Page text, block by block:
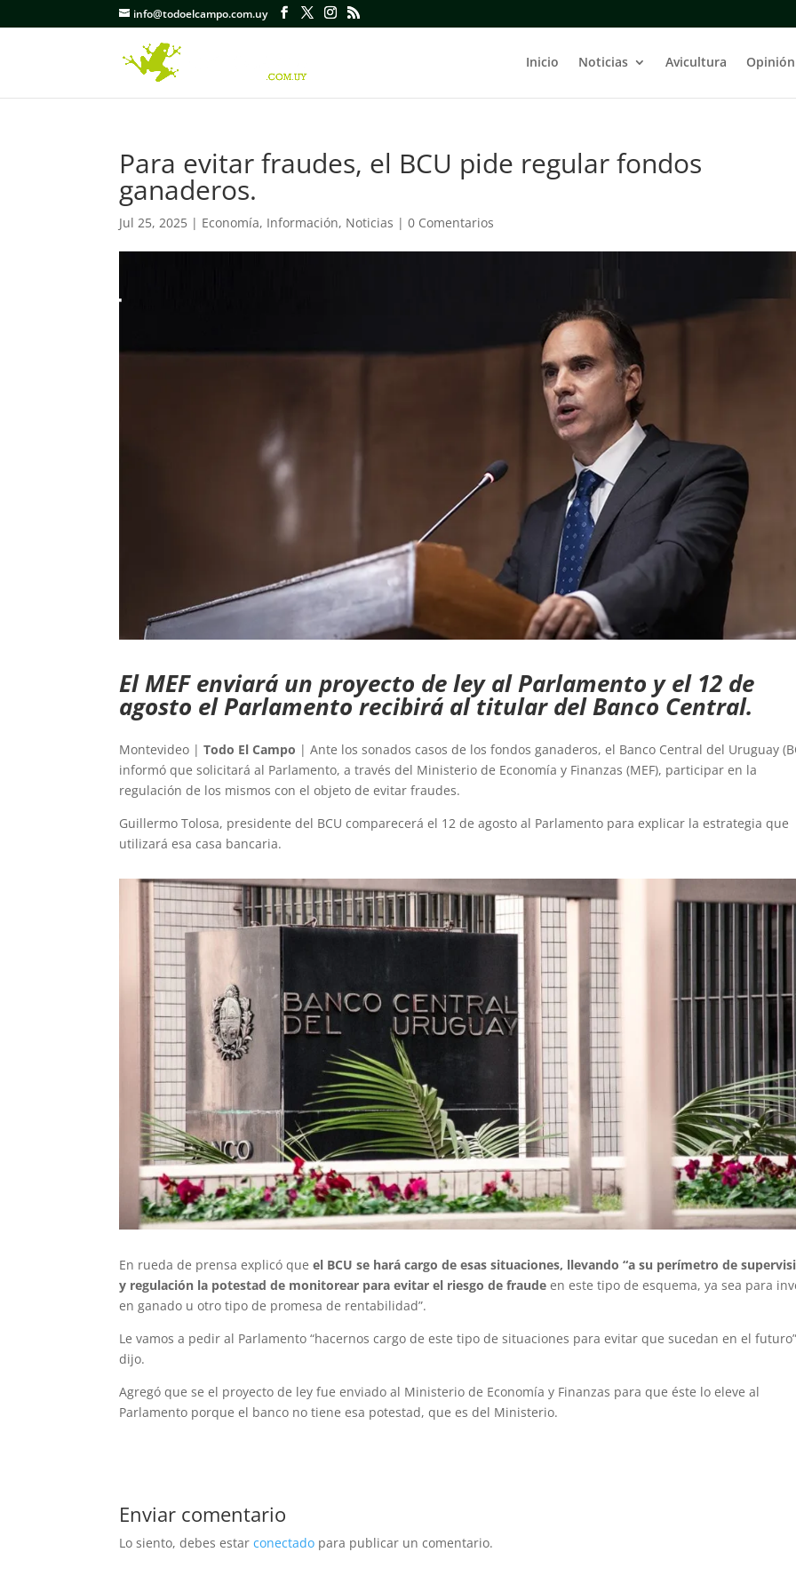
info@todoelcampo.com.uy
Inicio Noticias Avicultura Opinión
Para evitar fraudes, el BCU pide regular fondos
ganaderos.
Jul 25, 2025 | Economía, Información, Noticias |0 Comentarios
El MEF enviará un proyecto de ley al Parlamento y el 12 de
agosto el Parlamento recibirá al titular del Banco Central.
Montevideo |Todo El Campo | Ante los sonados casos de los fondos ganaderos, el Banco Central del Uruguay
informó que solicitará al Parlamento, a través del Ministerio de Economía y Finanzas (MEF), participar en la
regulación de los mismos con el objeto de evitar fraudes.
Guillermo Tolosa, presidente del BCU comparecerá el 12 de agosto al Parlamento para explicar la estrategia que
utilizará esa casa bancaria.
En rueda de prensa explicó queel BCU se hará cargo de esas situaciones, llevando “a su perímetro de
y regulación la potestad de monitorear para evitar el riesgo de fraude en este tipo de esquema, ya sea para
en ganado u otro tipo de promesa de rentabilidad”.
Le vamos a pedir al Parlamento “hacernos cargo de este tipo de situaciones para evitar que sucedan en el
dijo.
Agregó que se el proyecto de ley fue enviado al Ministerio de Economía y Finanzas para que éste lo eleve al
Parlamento porque el banco no tiene esa potestad, que es del Ministerio.
Enviar comentario
Lo siento, debes estarconectado para publicar un comentario.